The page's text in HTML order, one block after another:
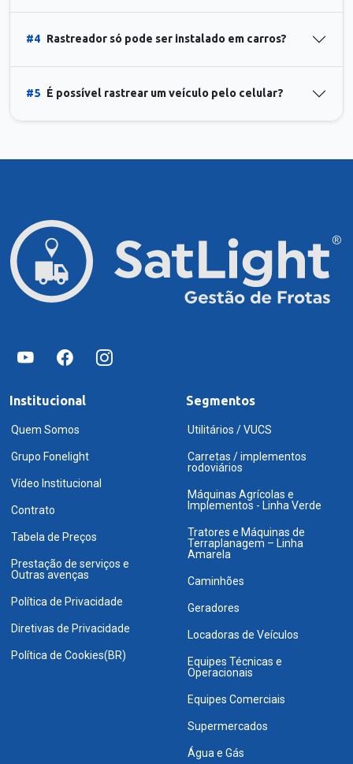
#4 Rastreador só pode ser instalado em carros?
#5 É possível rastrear um veículo pelo celular?
Institucional
Quem Somos
Grupo Fonelight
Vídeo Institucional
Contrato
Tabela de Preços
Prestação de serviços e
Outras avenças
Política de Privacidade
Diretivas de Privacidade
Política de Cookies(BR)
Segmentos
Utilitários / VUCS
Carretas / implementos
rodoviários
Máquinas Agrícolas e
Implementos - Linha Verde
Tratores e Máquinas de
Terraplanagem – Linha
Amarela
Caminhões
Geradores
Locadoras de Veículos
Equipes Técnicas e
Operacionais
Equipes Comerciais
Supermercados
Água e Gás